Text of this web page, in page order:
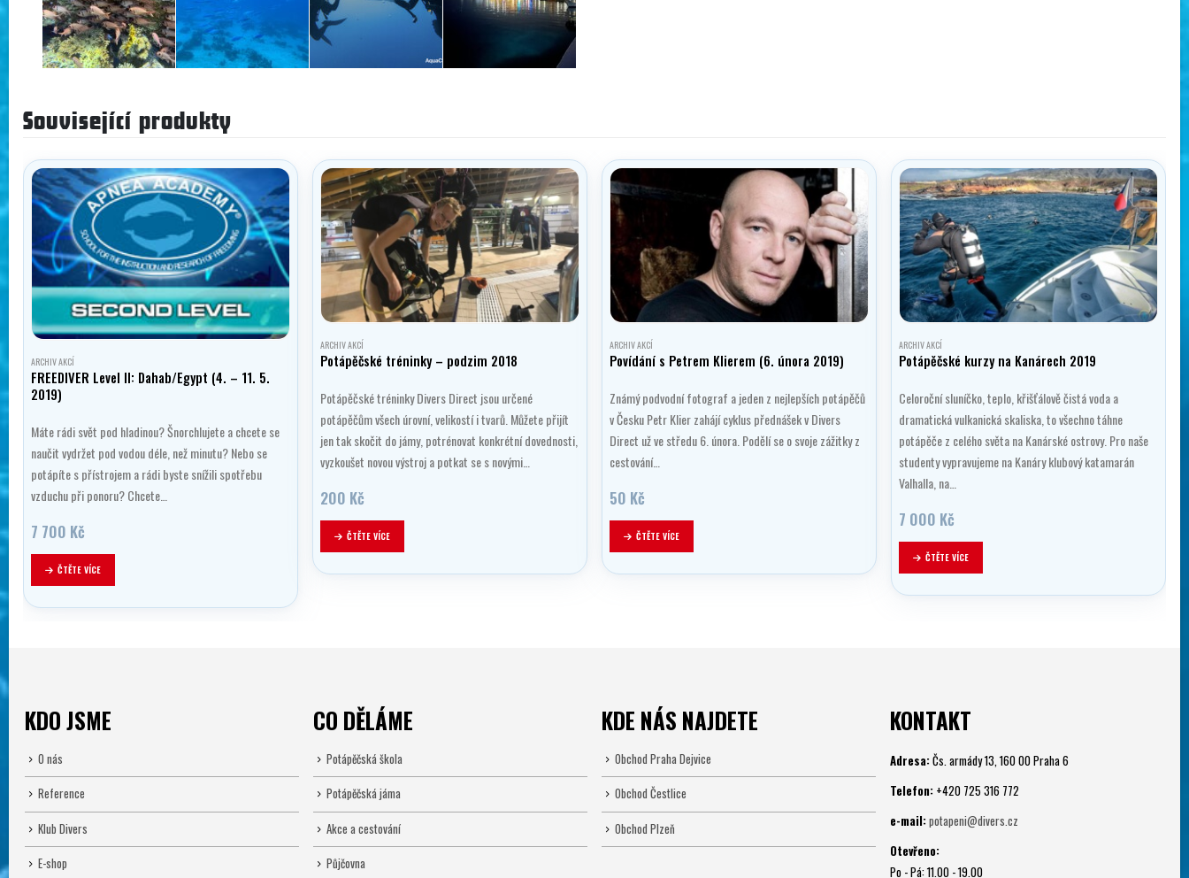
Související produkty
ARCHIV AKCÍ
FREEDIVER Level II: Dahab/Egypt (4. – 11. 5.
2019)
Máte rádi svět pod hladinou? Šnorchlujete a chcete se
naučit vydržet pod vodou déle, než minutu? Nebo se
potápíte s přístrojem a rádi byste snížili spotřebu
vzduchu při ponoru? Chcete…
7 700 Kč
ČTĚTE VÍCE
ARCHIV AKCÍ
Potápěčské tréninky – podzim 2018
Potápěčské tréninky Divers Direct jsou určené
potápěčům všech úrovní, velikostí i tvarů. Můžete přijít
jen tak skočit do jámy, potrénovat konkrétní dovednosti,
vyzkoušet novou výstroj a potkat se s novými…
200 Kč
ČTĚTE VÍCE
ARCHIV AKCÍ
Povídání s Petrem Klierem (6. února 2019)
Známý podvodní fotograf a jeden z nejlepších potápěčů
v Česku Petr Klier zahájí cyklus přednášek v Divers
Direct už ve středu 6. února. Podělí se o svoje zážitky z
cestování…
50 Kč
ČTĚTE VÍCE
ARCHIV AKCÍ
Potápěčské kurzy na Kanárech 2019
Celoroční sluníčko, teplo, křišťálově čistá voda a
dramatická vulkanická skaliska, to všechno táhne
potápěče z celého světa na Kanárské ostrovy. Pro naše
studenty vypravujeme na Kanáry klubový katamarán
Valhalla, na…
7 000 Kč
ČTĚTE VÍCE
KDO JSME
O nás
Reference
Klub Divers
E-shop
CO DĚLÁME
Potápěčská škola
Potápěčská jáma
Akce a cestování
Půjčovna
KDE NÁS NAJDETE
Obchod Praha Dejvice
Obchod Čestlice
Obchod Plzeň
KONTAKT
Adresa: Čs. armády 13, 160 00 Praha 6
Telefon: +420 725 316 772
e-mail: potapeni@divers.cz
Otevřeno:
Po - Pá: 11.00 - 19.00